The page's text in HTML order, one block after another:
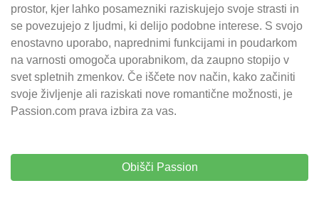
prostor, kjer lahko posamezniki raziskujejo svoje strasti in
se povezujejo z ljudmi, ki delijo podobne interese. S svojo
enostavno uporabo, naprednimi funkcijami in poudarkom
na varnosti omogoča uporabnikom, da zaupno stopijo v
svet spletnih zmenkov. Če iščete nov način, kako začiniti
svoje življenje ali raziskati nove romantične možnosti, je
Passion.com prava izbira za vas.
Obišči Passion